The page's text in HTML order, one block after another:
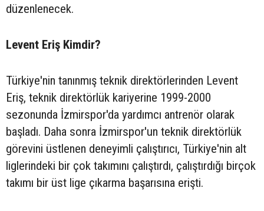
düzenlenecek.
Levent Eriş Kimdir?
Türkiye'nin tanınmış teknik direktörlerinden Levent
Eriş, teknik direktörlük kariyerine 1999-2000
sezonunda İzmirspor'da yardımcı antrenör olarak
başladı. Daha sonra İzmirspor'un teknik direktörlük
görevini üstlenen deneyimli çalıştırıcı, Türkiye'nin alt
liglerindeki bir çok takımını çalıştırdı, çalıştırdığı birçok
takımı bir üst lige çıkarma başarısına erişti.